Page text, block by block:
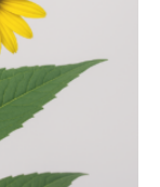
Insekten
von Prof. Dr.
und